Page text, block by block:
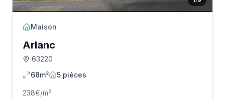
Maison
Arlanc
63220
68m²
5 pièces
238€/m²